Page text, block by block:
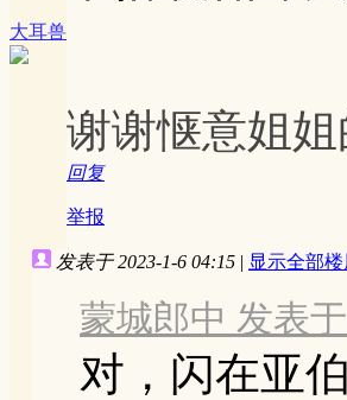
大耳兽
谢谢惬意姐
回复
举报
发表于 2023-1-6 04:15 | 显示全部
蒙城郎中 发表
对，闪在亚